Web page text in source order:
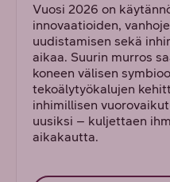
Vuosi 2026 on
innovaatioiden,
uudistamisen sekä
aikaa. Suurin murros
koneen välisen
tekoälytyökalujen
inhimillisen
uusiksi – kuljettaen
aikakautta.